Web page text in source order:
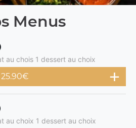
Menus
au chois 1 dessert au choix
25.90€
au choix 1 dessert au choix